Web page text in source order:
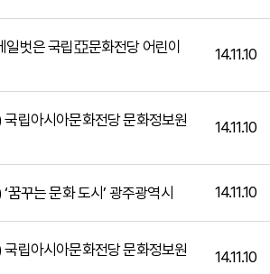
벗은 국립亞문화전당 어린이
14.11.10
립아시아문화전당 문화정보원
14.11.10
꾸는 문화 도시’ 광주광역시 14.11.10
립아시아문화전당 문화정보원
14.11.10